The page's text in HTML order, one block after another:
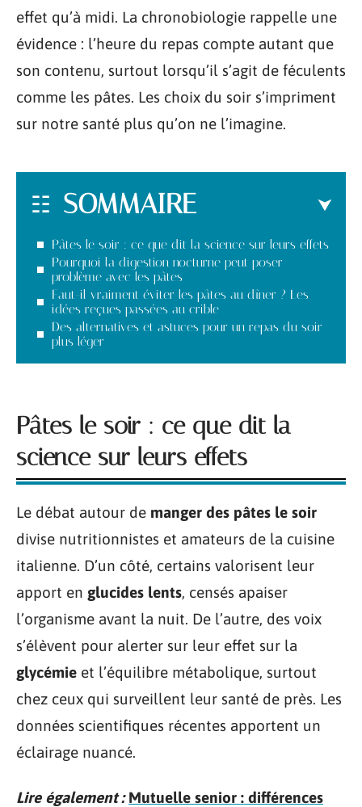
effet qu’à midi. La chronobiologie rappelle une
évidence : l’heure du repas compte autant que
son contenu, surtout lorsqu’il s’agit de féculents
comme les pâtes. Les choix du soir s’impriment
sur notre santé plus qu’on ne l’imagine.
SOMMAIRE
Pâtes le soir : ce que dit la science sur leurs effets
Pourquoi la digestion nocturne peut poser
problème avec les pâtes
Faut-il vraiment éviter les pâtes au dîner ? Les
idées reçues passées au crible
Des alternatives et astuces pour un repas du soir
plus léger
Pâtes le soir : ce que dit la
science sur leurs effets
Le débat autour de manger des pâtes le soir
divise nutritionnistes et amateurs de la cuisine
italienne. D’un côté, certains valorisent leur
apport en glucides lents, censés apaiser
l’organisme avant la nuit. De l’autre, des voix
s’élèvent pour alerter sur leur effet sur la
glycémie et l’équilibre métabolique, surtout
chez ceux qui surveillent leur santé de près. Les
données scientifiques récentes apportent un
éclairage nuancé.
Lire également : Mutuelle senior : différences